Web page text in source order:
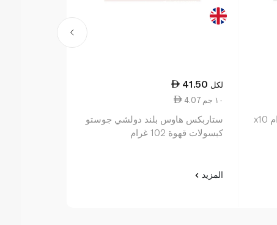
41.50 لكل
4.07 ١٠ جم
ستاربكس هاوس بلند دولشي جوستو
كبسولات قهوة 102 غرام
المزيد